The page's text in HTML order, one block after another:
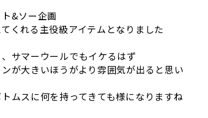
&ソー企画
くれる主役級アイテムとなりました
サマーウールでもイケるはず
が大きいほうがより雰囲気が出ると思い
ムスに何を持ってきても様になりますね